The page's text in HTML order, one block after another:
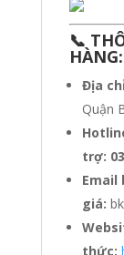
📞
HÀNG:
Địa
Quận
trợ:
Email
giá:
thức: